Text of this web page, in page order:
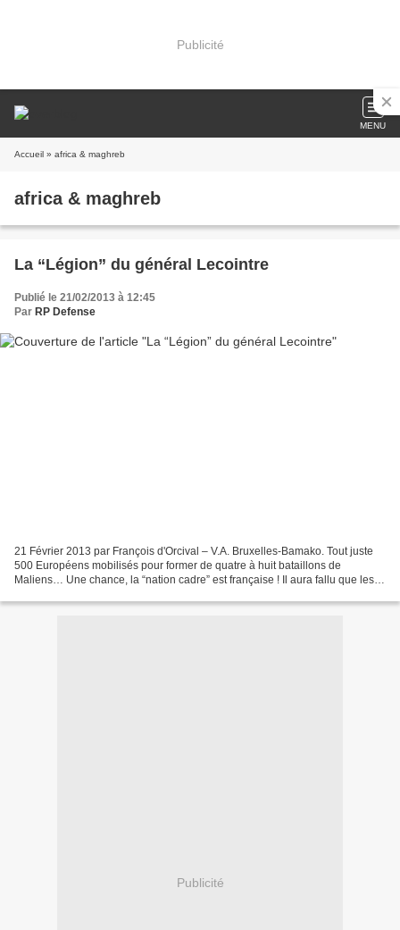
Publicité
MENU
Accueil » africa & maghreb
africa & maghreb
La “Légion” du général Lecointre
Publié le 21/02/2013 à 12:45
Par RP Defense
21 Février 2013 par François d'Orcival – V.A. Bruxelles-Bamako. Tout juste
500 Européens mobilisés pour former de quatre à huit bataillons de
Maliens… Une chance, la “nation cadre” est française ! Il aura fallu que les
Publicité